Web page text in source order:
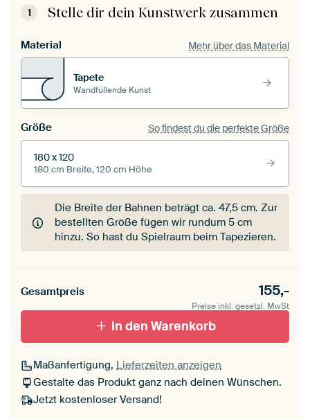
1 Stelle dir dein Kunstwerk zusammen
Material Mehr über das Material
Tapete
Wandfüllende Kunst
Größe So findest du die perfekte Größe
180 x 120
180 cm Breite, 120 cm Höhe
Die Breite der Bahnen beträgt ca.47,5 cm. Zur
bestellten Größe fügen wir rundum 5 cm
hinzu. So hast du Spielraum beim Tapezieren.
Gesamtpreis 155,-
Preise inkl. gesetzl. MwSt
In den Warenkorb
Maßanfertigung, Lieferzeiten anzeigen
Gestalte das Produkt ganz nach deinen Wünschen.
Jetzt kostenloser Versand!